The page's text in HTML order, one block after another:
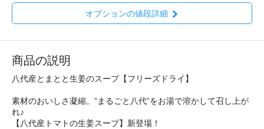
オプションの値段詳細
商品の説明
八代産とまとと生姜のスープ【フリーズドライ】
素材のおいしさ凝縮。”まるごと八代”をお湯で溶かして召し上が
れ♪
【八代産トマトの生姜スープ】新登場！